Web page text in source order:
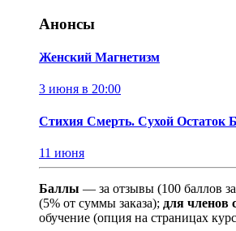
Анонсы
Женский Магнетизм
3 июня в 20:00
Стихия Смерть. Сухой Остаток
11 июня
Баллы — за отзывы (100 баллов
(5% от суммы заказа); для членов
обучение (опция на страницах